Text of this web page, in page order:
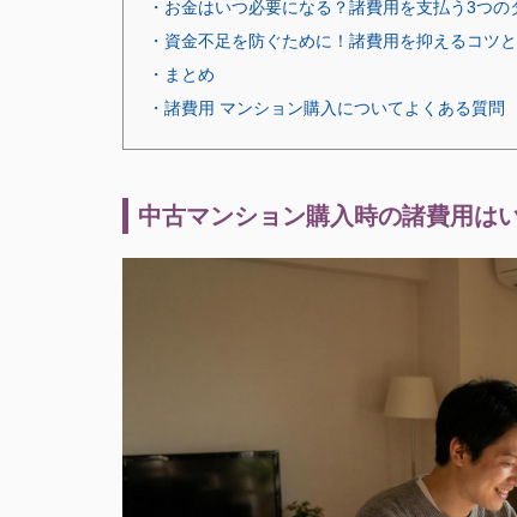
・お金はいつ必要になる？諸費用を支払う3つの
・資金不足を防ぐために！諸費用を抑えるコツ
・まとめ
・諸費用 マンション購入についてよくある質問
中古マンション購入時の諸費用は